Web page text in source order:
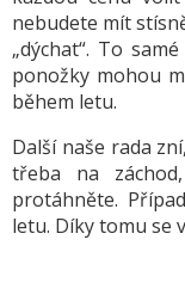
nebudete mít
„dýchat“. To
ponožky mohou
během letu.
Další naše rada
třeba na
protáhněte.
letu. Díky tomu se